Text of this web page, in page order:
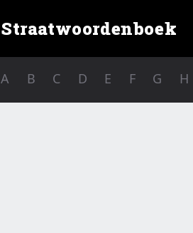
Straatwoordenboek
A B C D E F G H